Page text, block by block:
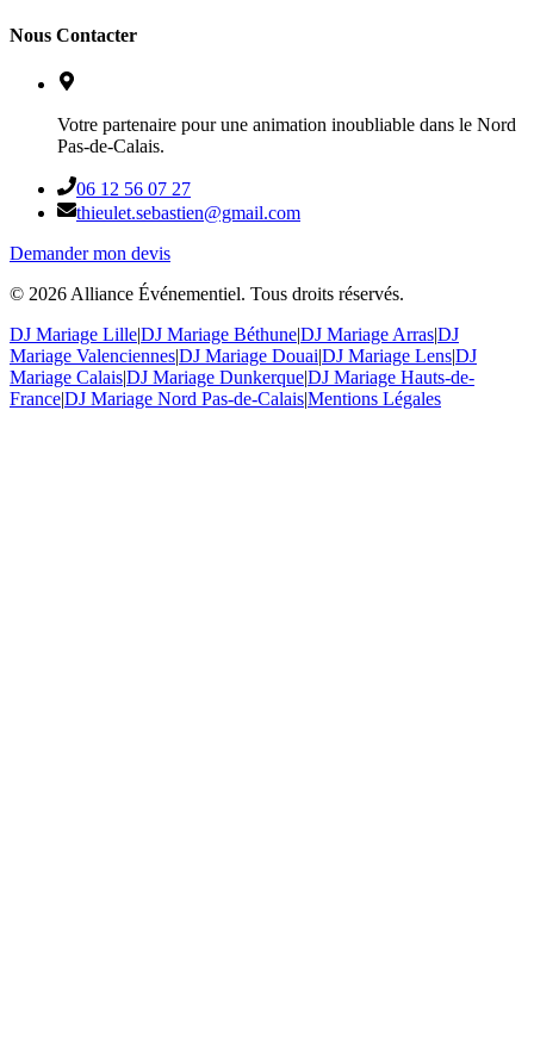
Nous Contacter
Votre partenaire pour une animation inoubliable dans le Nord
Pas-de-Calais.
06 12 56 07 27
thieulet.sebastien@gmail.com
Demander mon devis
© 2026 Alliance Événementiel. Tous droits réservés.
DJ Mariage Lille|DJ Mariage Béthune|DJ Mariage Arras|DJ
Mariage Valenciennes|DJ Mariage Douai|DJ Mariage Lens|DJ
Mariage Calais|DJ Mariage Dunkerque|DJ Mariage Hauts-de-
France|DJ Mariage Nord Pas-de-Calais|Mentions Légales